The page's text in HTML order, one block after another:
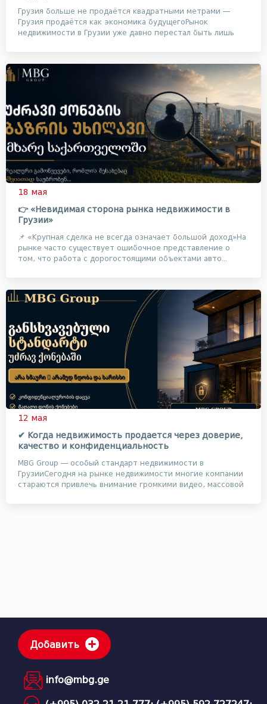
Грузия больше не продаётся квадратными метрами —
Грузия продаётся как экономика будущегоРынок
недвижимости в Грузии уже давно перестал быть лишь
18 мая
👉 «Невидимая сторона рынка недвижимости в
Грузии»
📌 «Крупная сделка не всегда означает большой доход»На
рынке часто существует ошибочное представление о
том, что работа с дорогостоящими объектами авто...
12 мая
✔ Когда недвижимость продается через доверие,
качество и конфиденциальность
MBG Group — особый стандарт недвижимости в
ГрузииСегодня на рынке недвижимости многие компании
стараются привлечь внимание громкими видео, массовой
Добавить
info@mbg.ge